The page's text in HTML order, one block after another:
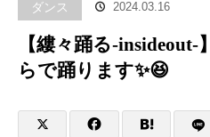
ダンス 2024.03.16
【縷々踊る-
らで踊ります✨😆